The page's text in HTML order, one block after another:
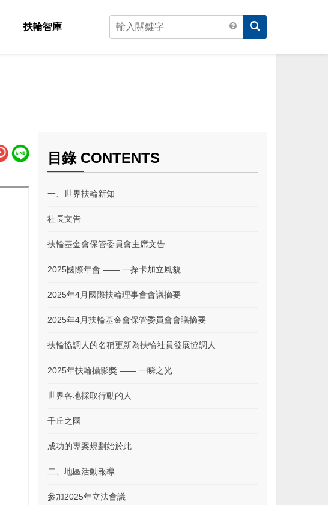
扶輪智庫
目錄 CONTENTS
一、世界扶輪新知
社長文告
扶輪基金會保管委員會主席文告
2025國際年會 —— 一探卡加立風貌
2025年4月國際扶輪理事會會議摘要
2025年4月扶輪基金會保管委員會會議摘要
扶輪協調人的名稱更新為扶輪社員發展協調人
2025年扶輪攝影獎 —— 一瞬之光
世界各地採取行動的人
千丘之國
成功的專案規劃始於此
二、地區活動報導
參加2025年立法會議